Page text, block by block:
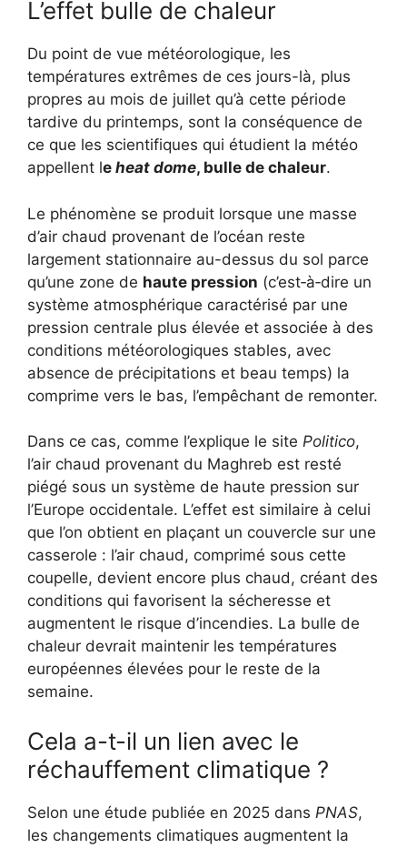
L’effet bulle de chaleur
Du point de vue météorologique, les
températures extrêmes de ces jours-là, plus
propres au mois de juillet qu’à cette période
tardive du printemps, sont la conséquence de
ce que les scientifiques qui étudient la météo
appellent le heat dome, bulle de chaleur.
Le phénomène se produit lorsque une masse
d’air chaud provenant de l’océan reste
largement stationnaire au-dessus du sol parce
qu’une zone de haute pression (c’est‑à‑dire un
système atmosphérique caractérisé par une
pression centrale plus élevée et associée à des
conditions météorologiques stables, avec
absence de précipitations et beau temps) la
comprime vers le bas, l’empêchant de remonter.
Dans ce cas, comme l’explique le site Politico,
l’air chaud provenant du Maghreb est resté
piégé sous un système de haute pression sur
l’Europe occidentale. L’effet est similaire à celui
que l’on obtient en plaçant un couvercle sur une
casserole : l’air chaud, comprimé sous cette
coupelle, devient encore plus chaud, créant des
conditions qui favorisent la sécheresse et
augmentent le risque d’incendies. La bulle de
chaleur devrait maintenir les températures
européennes élevées pour le reste de la
semaine.
Cela a-t-il un lien avec le
réchauffement climatique ?
Selon une étude publiée en 2025 dans PNAS,
les changements climatiques augmentent la